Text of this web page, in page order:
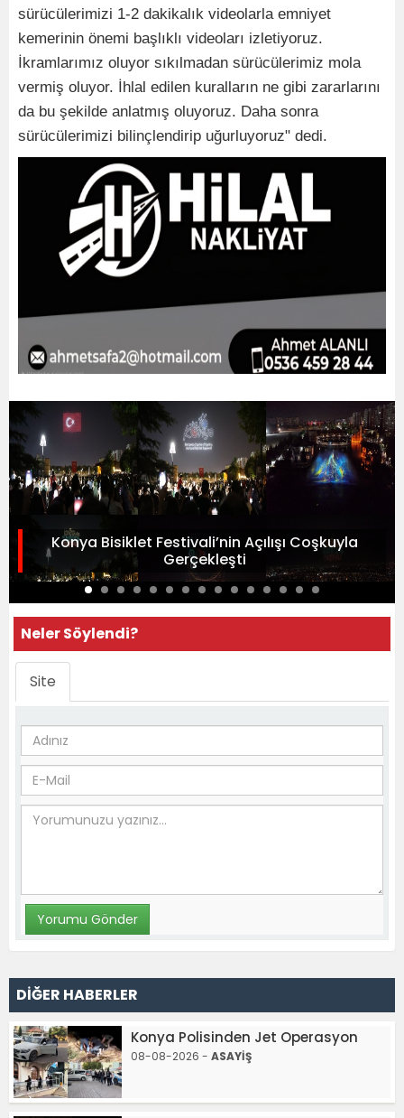
sürücülerimizi 1-2 dakikalık videolarla emniyet
kemerinin önemi başlıklı videoları izletiyoruz.
İkramlarımız oluyor sıkılmadan sürücülerimiz mola
vermiş oluyor. İhlal edilen kuralların ne gibi zararlarını
da bu şekilde anlatmış oluyoruz. Daha sonra
sürücülerimizi bilinçlendirip uğurluyoruz" dedi.
Konya Bisiklet Festivali’nin Açılışı Coşkuyla
Gerçekleşti
Neler Söylendi?
Site
DİĞER HABERLER
Konya Polisinden Jet Operasyon
08-08-2026 - ASAYİŞ